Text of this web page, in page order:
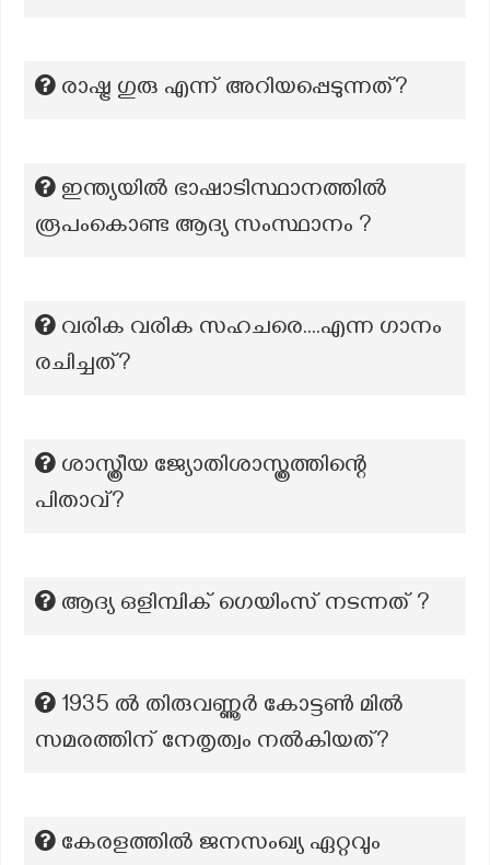
രാഷ്ട്ര ഗുരു എന്ന് അറിയപ്പെടുന്നത്?
ഇന്ത്യയിൽ ഭാഷാടിസ്ഥാനത്തിൽ
രൂപംകൊണ്ട ആദ്യ സംസ്ഥാനം ?
വരിക വരിക സഹചരെ....എന്ന ഗാനം
രചിച്ചത്?
ശാസ്ത്രീയ ജ്യോതിശാസ്ത്രത്തിന്റെ
പിതാവ്?
ആദ്യ ഒളിമ്പിക് ഗെയിംസ് നടന്നത് ?
1935 ൽ തിരുവണ്ണൂർ കോട്ടൺ മിൽ
സമരത്തിന് നേതൃത്വം നൽകിയത്?
കേരളത്തിൽ ജനസംഖ്യ ഏറ്റവും